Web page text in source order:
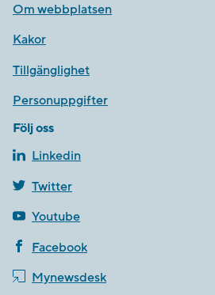
Om webbplatsen
Kakor
Tillgänglighet
Personuppgifter
Följ oss
Linkedin
Twitter
Youtube
Facebook
Mynewsdesk